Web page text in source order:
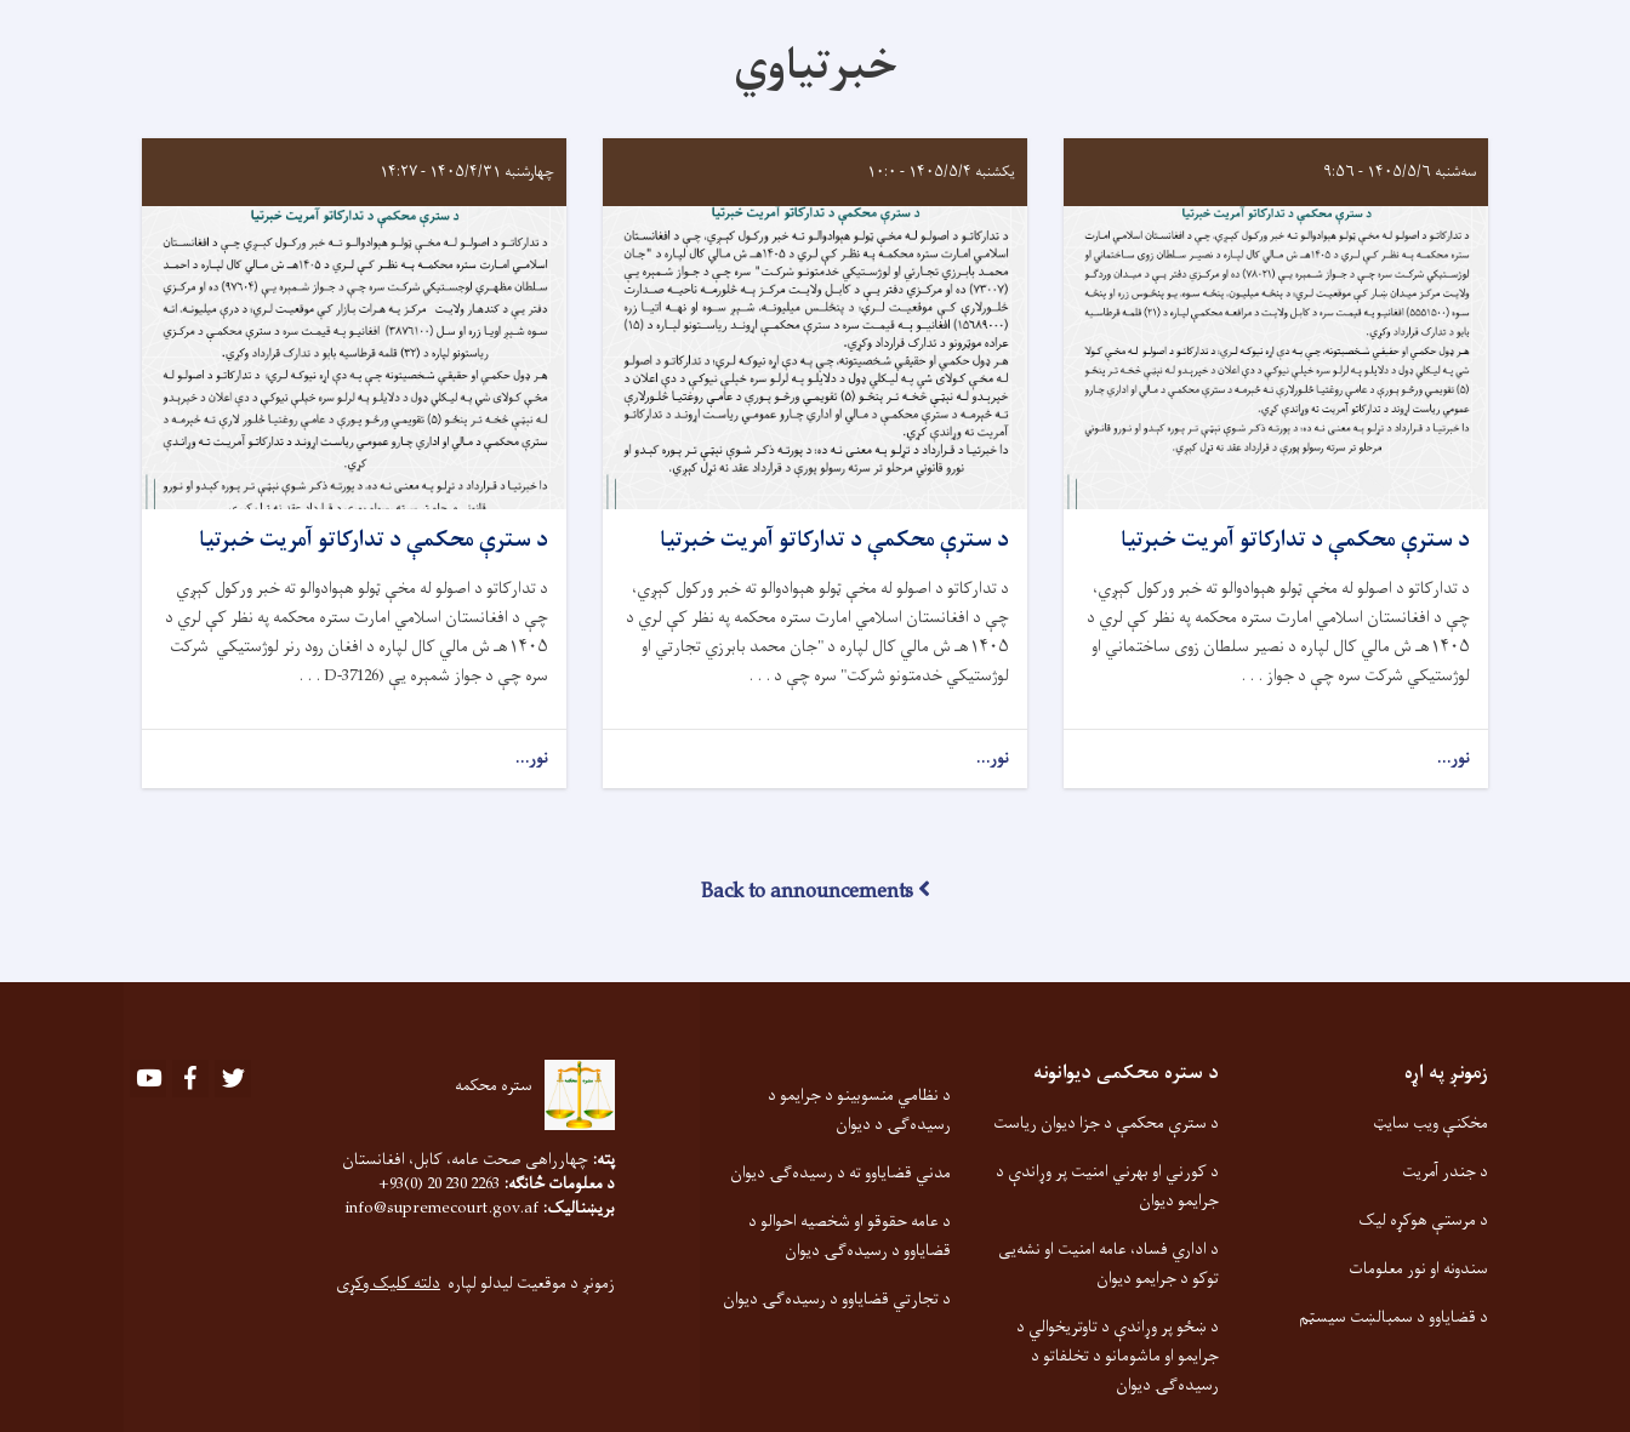
خبرتیاوي
سه‌شنبه ۱۴۰۵/۵/۶ - ۹:۵۶
د سترې محکمې د تدارکاتو آمريت خبرتيا
د تدارکاتو د اصولو له مخې ټولو هېوادوالو ته خبر ورکول کېږي،
چې د افغانستان اسلامي امارت ستره محکمه په نظر کې لري د
۱۴۰۵هـ ش مالي کال لپاره د نصیر سلطان زوی ساختماني او
لوژستیکي شرکت سره چې د جواز . . .
نور...
یکشنبه ۱۴۰۵/۵/۴ - ۱۰:۰
د سترې محکمې د تدارکاتو آمريت خبرتيا
د تدارکاتو د اصولو له مخې ټولو هېوادوالو ته خبر ورکول کېږي،
چې د افغانستان اسلامي امارت ستره محکمه په نظر کې لري د
۱۴۰۵هـ ش مالي کال لپاره د "جان محمد بابرزي تجارتي او
لوژستیکي خدمتونو شرکت" سره چې د . . .
نور...
چهارشنبه ۱۴۰۵/۴/۳۱ - ۱۴:۲۷
د سترې محکمې د تدارکاتو آمريت خبرتیا
د تدارکاتو د اصولو له مخې ټولو هېوادوالو ته خبر ورکول کېږي
چې د افغانستان اسلامي امارت ستره محکمه په نظر کې لري د
۱۴۰۵هـ ش مالي کال لپاره د افغان رود رنر لوژستیکي شرکت
سره چې د جواز شمېره یې (D-37126 . . .
نور...
Back to announcements
زمونږ په اړه
مخکنې ویب سایټ
د جندر آمریت
د مرستې هوکړه لیک
سندونه او نور معلومات
د قضایاوو د سمبالښت سیسټم
د ستره محکمی دیوانونه
د سترې محکمې د جزا دیوان ریاست
د کورني او بهرني امنیت پر وړاندې د
جرایمو دیوان
د اداري فساد، عامه امنیت او نشه‌یی
توکو د جرایمو دیوان
د ښځو پر وړاندې د تاوتریخوالي د
جرایمو او ماشومانو د تخلفاتو د
رسیده‌ګۍ دیوان
د نظامي منسوبینو د جرایمو د
رسیده‌ګۍ د دیوان
مدني قضایاوو ته د رسیده‌ګۍ دیوان
د عامه حقوقو او شخصیه احوالو د
قضایاوو د رسیده‌ګۍ دیوان
د تجارتي قضایاوو د رسیده‌ګۍ دیوان
ستره محکمه Youtube Facebook
پته: چهارراهی صحت عامه، کابل، افغانستان
د معلومات څانګه: 2263 230 20 (0)93+
بریښنالیک: info@supremecourt.gov.af
زمونږ د موقعیت لیدلو لپاره دلته کلیک وکړی